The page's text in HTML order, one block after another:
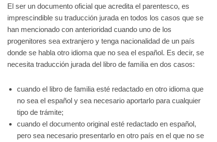
El ser un documento oficial que acredita el parentesco, es
imprescindible su traducción jurada en todos los casos que se
han mencionado con anterioridad cuando uno de los
progenitores sea extranjero y tenga nacionalidad de un país
donde se habla otro idioma que no sea el español. Es decir, se
necesita traducción jurada del libro de familia en dos casos:
cuando el libro de familia esté redactado en otro idioma que
no sea el español y sea necesario aportarlo para cualquier
tipo de trámite;
cuando el documento original esté redactado en español,
pero sea necesario presentarlo en otro país en el que no se